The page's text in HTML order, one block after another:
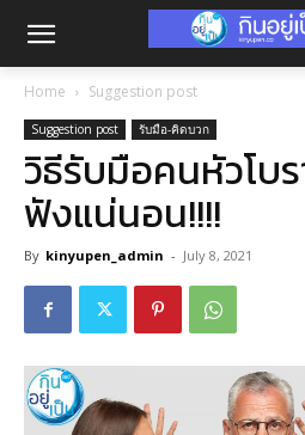
Home Suggestion post
Suggestion post รับมือ-คิดบวก
วิธีรับมือคนหัวโบ
ฟังแน่นอน!!!!
By kinyupen_admin - July 8, 2021